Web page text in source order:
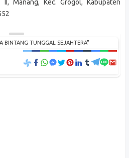
Manang, Kec. Grogol, Kabupaten
BINTANG TUNGGAL SEJAHTERA"